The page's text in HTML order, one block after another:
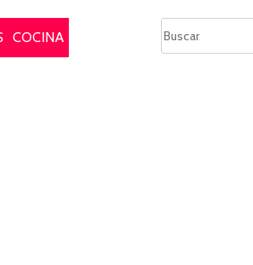
COCINA